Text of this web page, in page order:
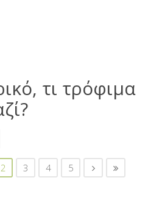
τι τρόφιμα
2 3 4 5